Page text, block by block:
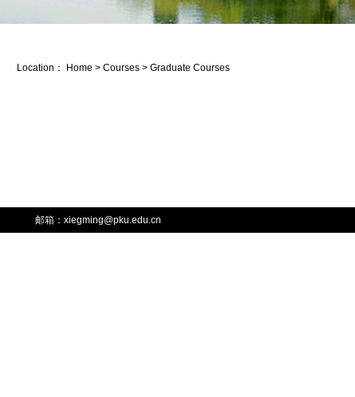
Location： Home > Courses > Graduate Courses
邮箱：xiegming@pku.edu.cn